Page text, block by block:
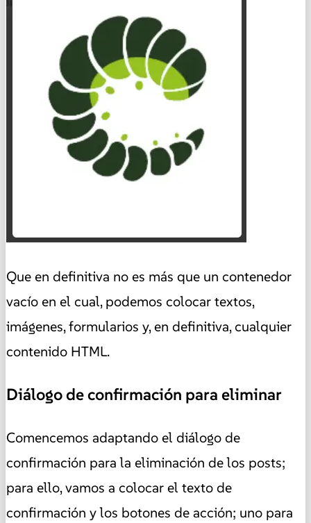
Que en definitiva no es más que un contenedor
vacío en el cual, podemos colocar textos,
imágenes, formularios y, en definitiva, cualquier
contenido HTML.
Diálogo de confirmación para eliminar
Comencemos adaptando el diálogo de
confirmación para la eliminación de los posts;
para ello, vamos a colocar el texto de
confirmación y los botones de acción; uno para